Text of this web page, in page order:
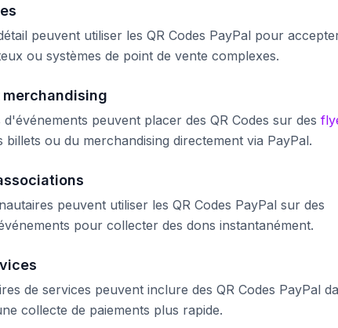
peuvent utiliser les QR Codes PayPal pour
ou systèmes de point de vente complexes.
peuvent placer des QR Codes sur des
ou du merchandising directement via PayPal.
peuvent utiliser les QR Codes PayPal sur des
pour collecter des dons instantanément.
de services peuvent inclure des QR Codes PayPal
collecte de paiements plus rapide.